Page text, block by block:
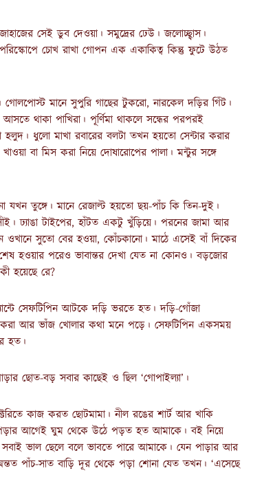
সেই ডুব দেওয়া। সমুদ্রের ঢেউ। জলোচ্ছ্বাস।
চোখ রাখা গোপন এক একাকিত্ব কিন্তু ফুটে উঠত
মানে সুপুরি গাছের টুকরো, নারকেল দড়ির গিঁট।
থাকা পাখিরা। পূর্ণিমা থাকলে সন্ধের পরপরই
ধুলো মাখা রবারের বলটা তখন হয়তো সেন্টার করার
বা মিস করা নিয়ে দোষারোপের পালা। মন্টুর সঙ্গে
যখন তুঙ্গে। মানে রেজাল্ট হয়তো ছয়-পাঁচ কি তিন-দুই।
ঢ্যাঙা টাইপের, হাঁটত একটু খুঁড়িয়ে। পরনের জামা আর
ওখানে সুতো বের হওয়া, কোঁচকানো। মাঠে এসেই বাঁ দিকের
হওয়ার পরেও ভাবান্তর দেখা যেত না কোনও। বড়জোর
হয়েছে রে?
সেফটিপিন আটকে দড়ি ভরতে হত। দড়ি-গোঁজা
করা আর ভাঁজ খোলার কথা মনে পড়ে। সেফটিপিন একসময়
হত।
ছোত-বড় সবার কাছেই ও ছিল ‘গোপাইল্যা’।
কাজ করত ছোটমামা। নীল রঙের শার্ট আর খাকি
পড়ার আগেই ঘুম থেকে উঠে পড়ত হত আমাকে। বই নিয়ে
ভাল ছেলে বলে ভাবতে পারে আমাকে। যেন পাড়ার আর
পাঁচ-সাত বাড়ি দূর থেকে পড়া শোনা যেত তখন। ‘এসেছে